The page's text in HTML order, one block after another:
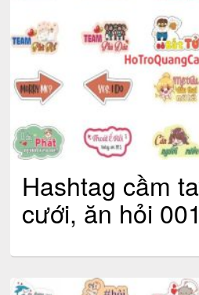
Hashtag cầm
cưới, ăn hỏi